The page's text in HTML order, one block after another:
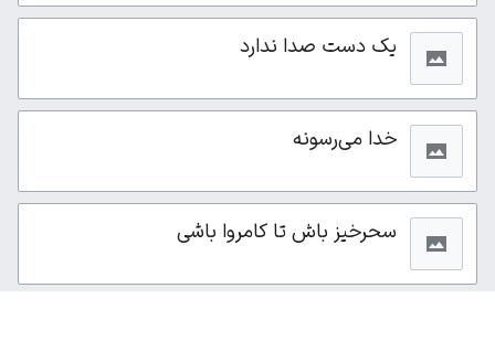
یک دست صدا ندارد
خدا می‌رسونه
سحرخیز باش تا کامروا باشی